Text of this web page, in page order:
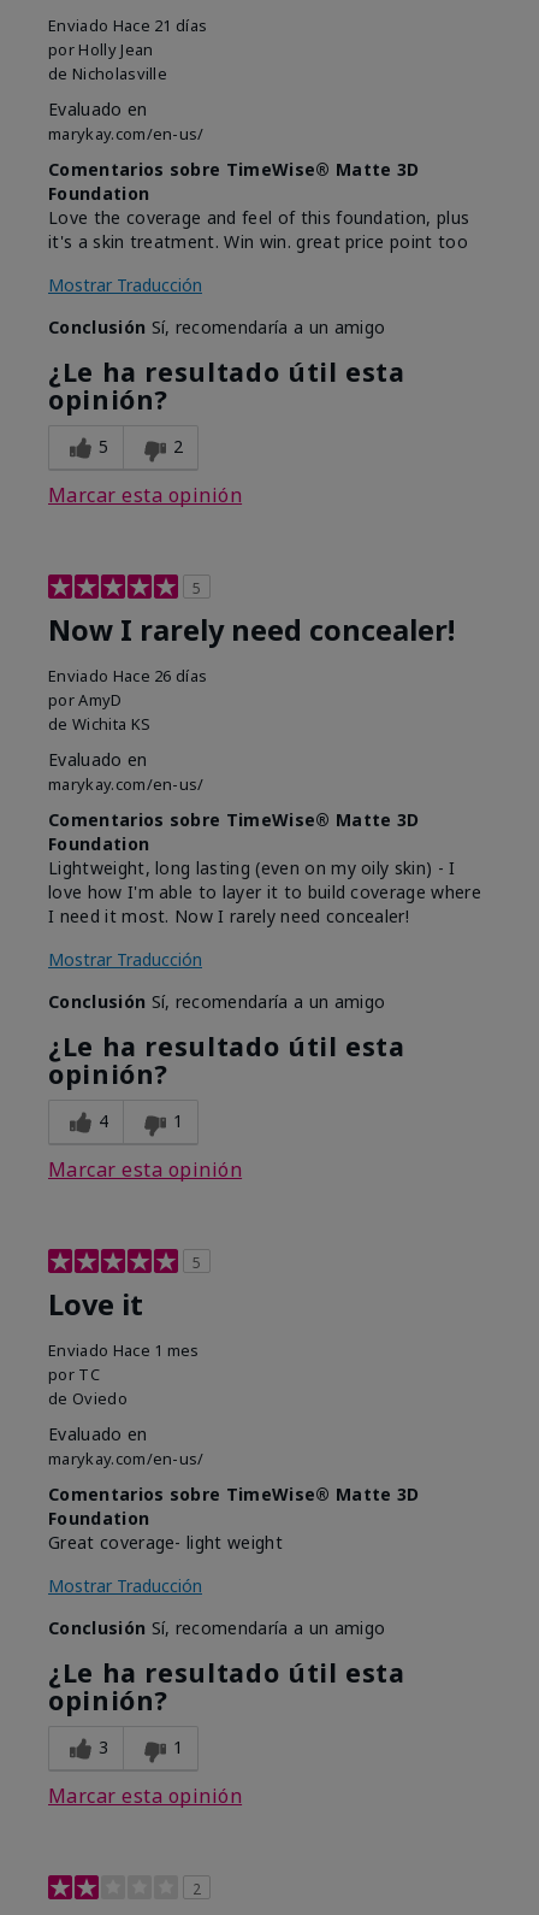
Enviado Hace 21 días
por Holly Jean
de Nicholasville
Evaluado en
marykay.com/en-us/
Comentarios sobre TimeWise® Matte 3D
Foundation
Love the coverage and feel of this foundation, plus
it's a skin treatment. Win win. great price point too
Mostrar Traducción
Conclusión Sí, recomendaría a un amigo
¿Le ha resultado útil esta
opinión?
5 2
Marcar esta opinión
5
Now I rarely need concealer!
Enviado Hace 26 días
porAmyD
de Wichita KS
Evaluado en
marykay.com/en-us/
Comentarios sobre TimeWise® Matte 3D
Foundation
Lightweight, long lasting (even on my oily skin) - I
love how I'm able to layer it to build coverage where
I need it most. Now I rarely need concealer!
Mostrar Traducción
Conclusión Sí, recomendaría a un amigo
¿Le ha resultado útil esta
opinión?
4 1
Marcar esta opinión
5
Love it
Enviado Hace 1 mes
por TC
de Oviedo
Evaluado en
marykay.com/en-us/
Comentarios sobre TimeWise® Matte 3D
Foundation
Great coverage- light weight
Mostrar Traducción
Conclusión Sí, recomendaría a un amigo
¿Le ha resultado útil esta
opinión?
3 1
Marcar esta opinión
2